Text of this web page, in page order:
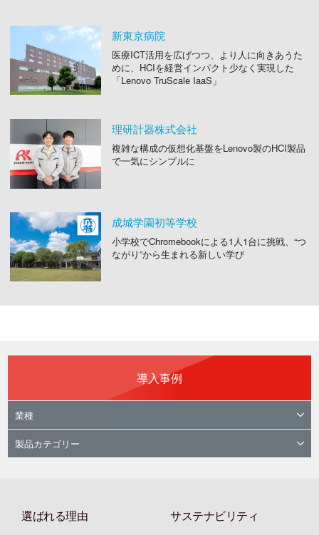
新東京病院
医療ICT活用を広げつつ、より人に向きあうた
めに、HCIを経営インパクト少なく実現した
「Lenovo TruScale IaaS」
理研計器株式会社
複雑な構成の仮想化基盤をLenovo製のHCI製品
で一気にシンプルに
成城学園初等学校
小学校でChromebookによる1人1台に挑戦、“つ
ながり”から生まれる新しい学び
導入事例
業種
製品カテゴリー
選ばれる理由
サステナビリティ